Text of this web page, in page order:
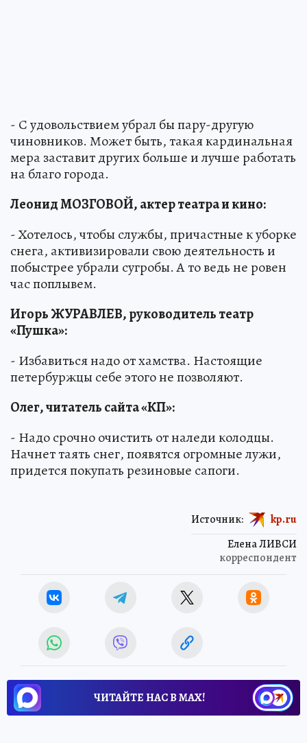
- С удовольствием убрал бы пару-другую
чиновников. Может быть, такая кардинальная
мера заставит других больше и лучше работать
на благо города.
Леонид МОЗГОВОЙ, актер театра и кино:
- Хотелось, чтобы службы, причастные к уборке
снега, активизировали свою деятельность и
побыстрее убрали сугробы. А то ведь не ровен
час поплывем.
Игорь ЖУРАВЛЕВ, руководитель театр
«Пушка»:
- Избавиться надо от хамства. Настоящие
петербуржцы себе этого не позволяют.
Олег, читатель сайта «КП»:
- Надо срочно очистить от наледи колодцы.
Начнет таять снег, появятся огромные лужи,
придется покупать резиновые сапоги.
Елена ЛИВСИ
корреспондент
Источник: kp.ru
ЧИТАЙТЕ НАС В МАХ!